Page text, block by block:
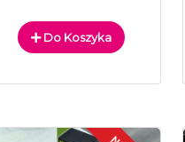
Do Koszyka